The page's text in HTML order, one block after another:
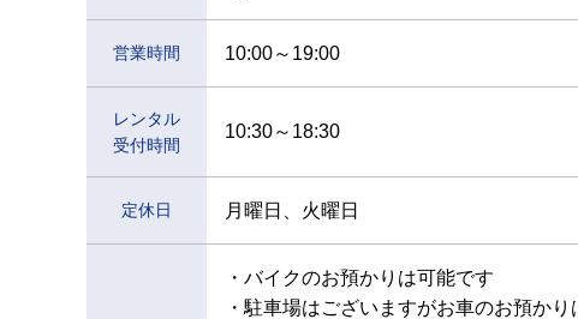
営業時間 10:00～19:00
レンタル
受付時間
10:30～18:30
定休日 月曜日、火曜日
・バイクのお預かりは可能です
・駐車場はございますがお車のお預か